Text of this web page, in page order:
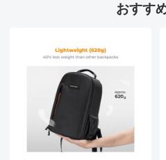
おすす